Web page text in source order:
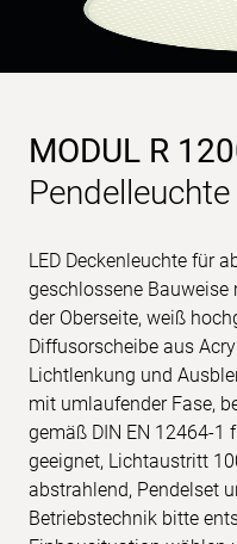
MODUL R
Pendelleuchte
LED Deckenleuchte für
geschlossene
der Oberseite, weiß
Diffusorscheibe aus
Lichtlenkung und
mit umlaufender Fase,
gemäß DIN EN 12464-1
geeignet, Lichtaustritt
abstrahlend, Pendelset
Betriebstechnik bitte